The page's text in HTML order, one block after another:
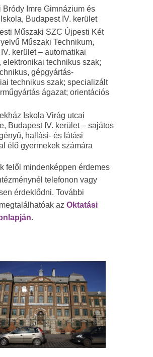
Bródy Imre Gimnázium és
Budapest IV. kerület
Műszaki SZC Újpesti Két
Műszaki Technikum,
kerület – automatikai
elektronikai technikus szak;
gépgyártás-
technikus szak; specializált
ágazat; orientációs
Iskola Virág utcai
Budapest IV. kerület – sajátos
hallási- és látási
élő gyermekek számára
felől mindenképpen érdemes
telefonon vagy
érdeklődni. További
az Oktatási
.